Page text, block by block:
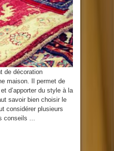
de décoration
maison. Il permet de
d’apporter du style à la
savoir bien choisir le
considérer plusieurs
conseils ...